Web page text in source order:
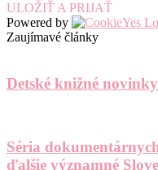
ULOŽIŤ A PRIJAŤ
Powered by
Zaujímavé články
Detské knižné
Séria
ďalšie významné